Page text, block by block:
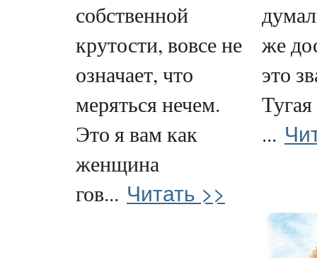
собственной
крутости, вовсе не
означает, что
меряться нечем.
Это я вам как
женщина
гов... Читать >>
же
это
Тугая
...